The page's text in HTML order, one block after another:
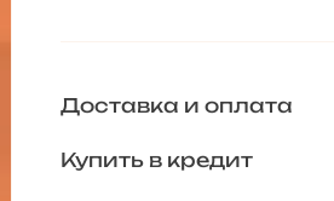
Доставка и оплата
Купить в кредит